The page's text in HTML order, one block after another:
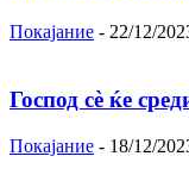
Покајание - 22/12/
Господ сѐ ќе
Покајание - 18/12/